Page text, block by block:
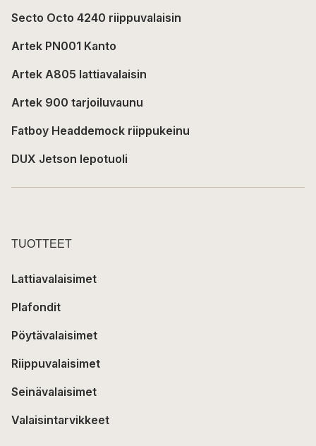
Secto Octo 4240 riippuvalaisin
Artek PN001 Kanto
Artek A805 lattiavalaisin
Artek 900 tarjoiluvaunu
Fatboy Headdemock riippukeinu
DUX Jetson lepotuoli
TUOTTEET
Lattiavalaisimet
Plafondit
Pöytävalaisimet
Riippuvalaisimet
Seinävalaisimet
Valaisintarvikkeet